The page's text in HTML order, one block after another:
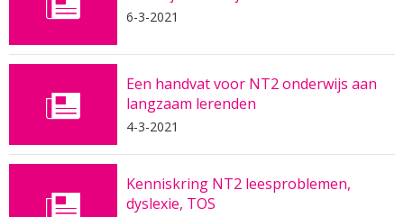
6-3-2021
Een handvat voor NT2 onderwijs aan
langzaam lerenden
4-3-2021
Kenniskring NT2 leesproblemen,
dyslexie, TOS